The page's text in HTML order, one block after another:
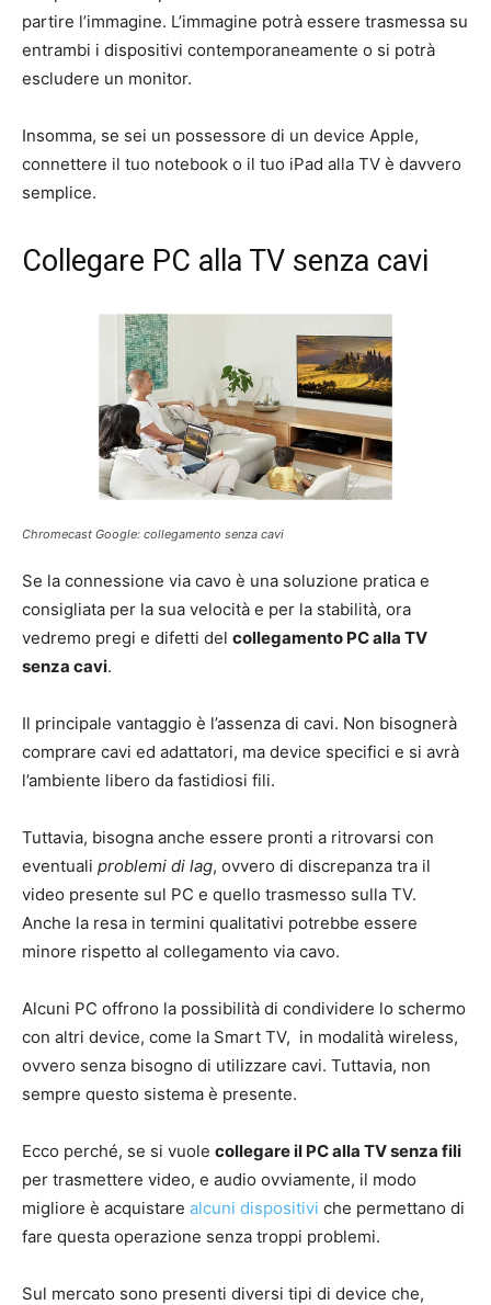
partire l’immagine. L’immagine potrà essere trasmessa su
entrambi i dispositivi contemporaneamente o si potrà
escludere un monitor.
Insomma, se sei un possessore di un device Apple,
connettere il tuo notebook o il tuo iPad alla TV è davvero
semplice.
Collegare PC alla TV senza cavi
Chromecast Google: collegamento senza cavi
Se la connessione via cavo è una soluzione pratica e
consigliata per la sua velocità e per la stabilità, ora
vedremo pregi e difetti del collegamento PC alla TV
senza cavi.
Il principale vantaggio è l’assenza di cavi. Non bisognerà
comprare cavi ed adattatori, ma device specifici e si avrà
l’ambiente libero da fastidiosi fili.
Tuttavia, bisogna anche essere pronti a ritrovarsi con
eventuali problemi di lag, ovvero di discrepanza tra il
video presente sul PC e quello trasmesso sulla TV.
Anche la resa in termini qualitativi potrebbe essere
minore rispetto al collegamento via cavo.
Alcuni PC offrono la possibilità di condividere lo schermo
con altri device, come la Smart TV, in modalità wireless,
ovvero senza bisogno di utilizzare cavi. Tuttavia, non
sempre questo sistema è presente.
Ecco perché, se si vuole collegare il PC alla TV senza fili
per trasmettere video, e audio ovviamente, il modo
migliore è acquistare alcuni dispositivi che permettano di
fare questa operazione senza troppi problemi.
Sul mercato sono presenti diversi tipi di device che,